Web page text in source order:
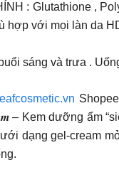
: Glutathione ,
hợp với mọi làn da
sáng và trưa .
leafcosmetic.vn
𝑪𝒓𝒆𝒂𝒎 – Kem dưỡng
dạng gel-cream